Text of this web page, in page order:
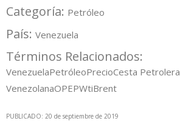
Categoría: Petróleo
País: Venezuela
Términos Relacionados:
VenezuelaPetróleoPrecioCesta Petrolera
VenezolanaOPEPWtiBrent
PUBLICADO: 20 de septiembre de 2019